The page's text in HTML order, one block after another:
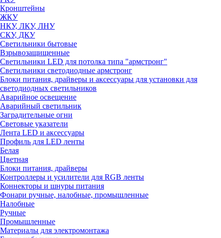
Кронштейны
ЖКУ
НКУ, ЛКУ, ЛНУ
СКУ, ДКУ
Светильники бытовые
Взрывозащищенные
Светильники LED для потолка типа "армстронг"
Светильники светодиодные армстронг
Блоки питания, драйверы и аксессуары для установки для
светодиодных светильников
Аварийное освещение
Аварийный светильник
Заградительные огни
Световые указатели
Лента LED и аксессуары
Профиль для LED ленты
Белая
Цветная
Блоки питания, драйверы
Контроллеры и усилители для RGB ленты
Коннекторы и шнуры питания
Фонари ручные, налобные, промышленные
Налобные
Ручные
Промышленные
Материалы для электромонтажа